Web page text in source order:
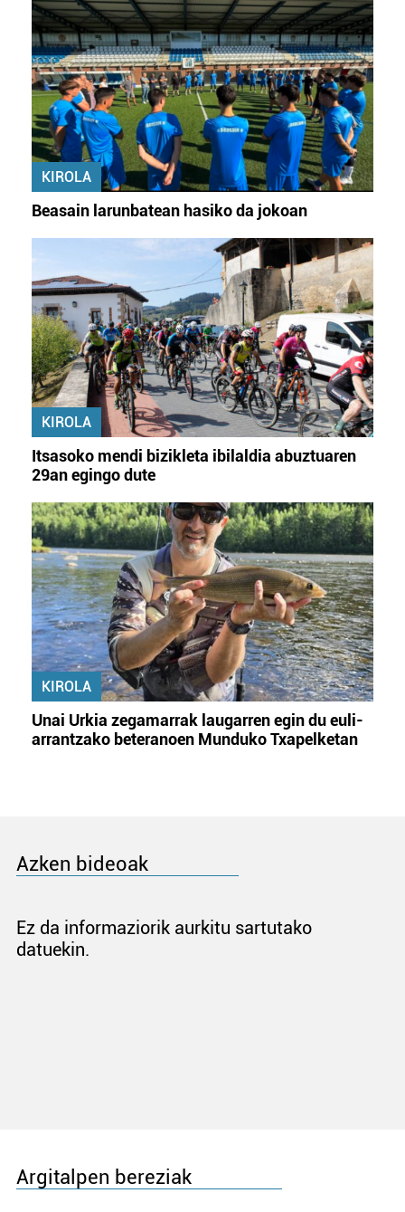
KIROLA
Beasain larunbatean hasiko da jokoan
KIROLA
Itsasoko mendi bizikleta ibilaldia abuztuaren
29an egingo dute
KIROLA
Unai Urkia zegamarrak laugarren egin du euli-
arrantzako beteranoen Munduko Txapelketan
Azken bideoak
Ez da informaziorik aurkitu sartutako
datuekin.
Argitalpen bereziak